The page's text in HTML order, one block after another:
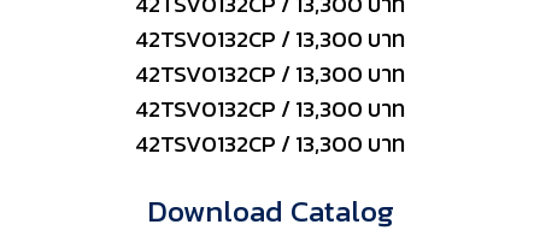
42TSV0132CP / 13,300 บาท
42TSV0132CP / 13,300 บาท
42TSV0132CP / 13,300 บาท
42TSV0132CP / 13,300 บาท
Download Catalog